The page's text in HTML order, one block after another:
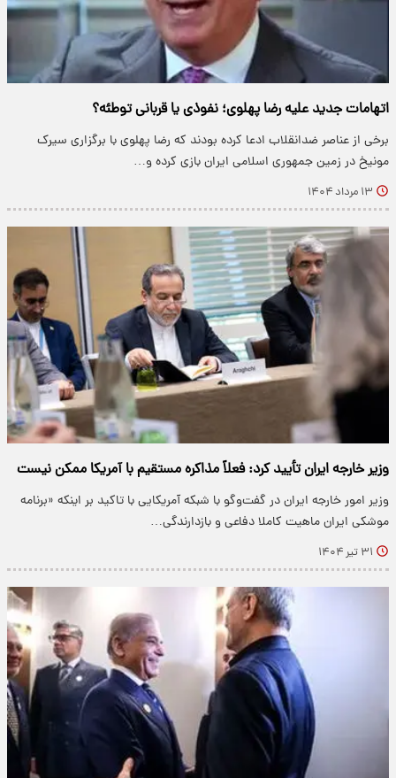
اتهامات جدید علیه رضا پهلوی؛ نفوذی یا قربانی توطئه؟
برخی از عناصر ضدانقلاب ادعا کرده بودند که رضا پهلوی با برگزاری سیرک
مونیخ در زمین جمهوری اسلامی ایران بازی کرده و…
۱۳ مرداد ۱۴۰۴
وزیر خارجه ایران تأیید کرد: فعلاً مذاکره مستقیم با آمریکا ممکن نیست
وزیر امور خارجه ایران در گفت‌وگو با شبکه آمریکایی با تاکید بر اینکه «برنامه
موشکی ایران ماهیت کاملا دفاعی و بازدارندگی…
۳۱ تیر ۱۴۰۴